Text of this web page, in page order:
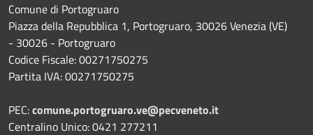
Comune di Portogruaro
Piazza della Repubblica 1, Portogruaro, 30026 Venezia (VE)
- 30026 - Portogruaro
Codice Fiscale: 00271750275
Partita IVA: 00271750275
PEC:comune.portogruaro.ve@pecveneto.it
Centralino Unico: 0421 277211